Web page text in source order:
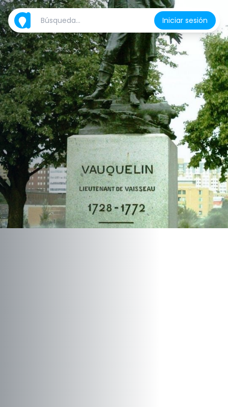
Iniciar sesión